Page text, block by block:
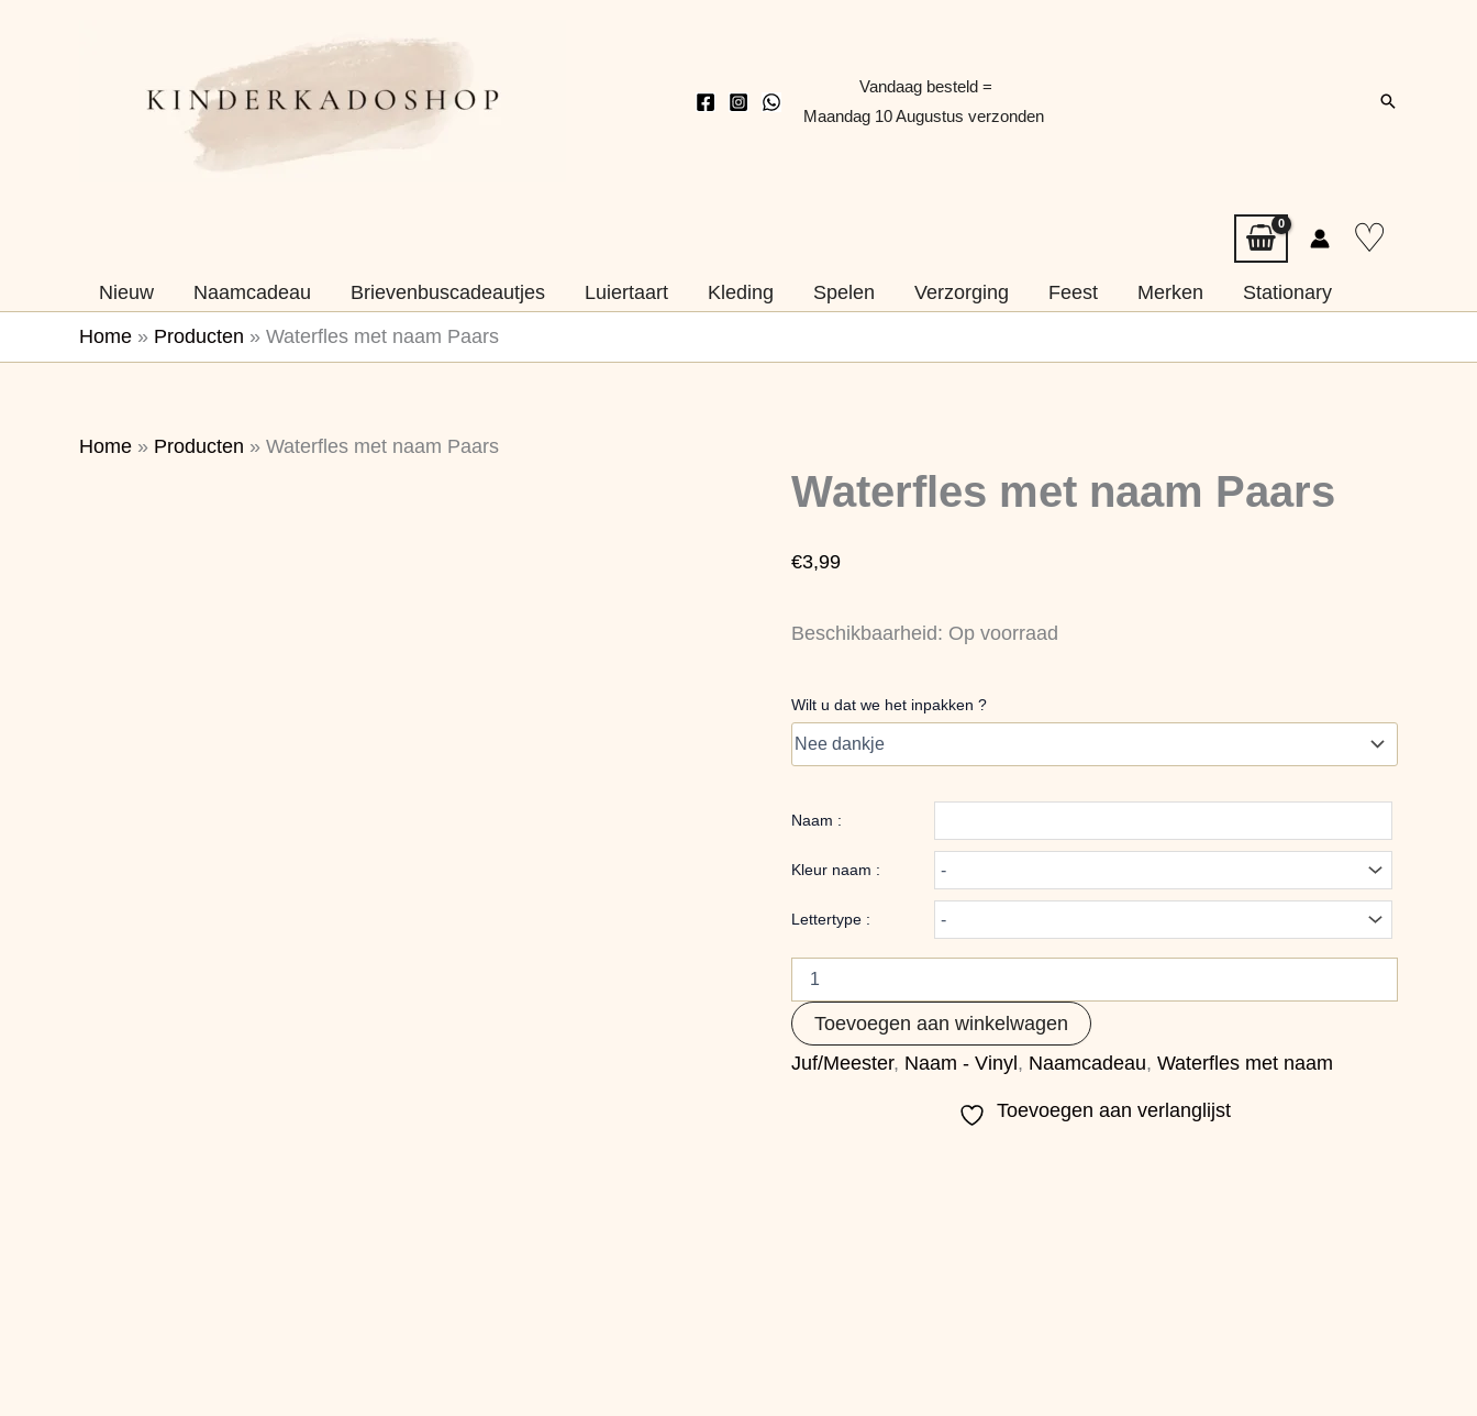
Vandaag besteld =
Maandag 10 Augustus verzonden
Zoeken
♡
Nieuw Naamcadeau Brievenbuscadeautjes Luiertaart Kleding Spelen Verzorging Feest Merken
Stationary
Home » Producten » Waterfles met naam Paars
Home » Producten » Waterfles met naam Paars
Waterfles met naam Paars
€3,99
Beschikbaarheid: Op voorraad
Wilt u dat we het inpakken ?
Naam :
Kleur naam :
Lettertype :
naam
Paars
Toevoegen aan winkelwagen
Juf/Meester, Naam - Vinyl , Naamcadeau, Waterfles met naam
Toevoegen aan verlanglijst